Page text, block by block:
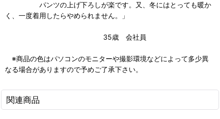
パンツの上げ下ろしが楽です。又、冬にはとっても暖か
く、一度着用したらやめられません。」
35歳 会社員
※商品の色はパソコンのモニターや撮影環境などによって多少異
なる場合がありますので予めご了承下さい。
関連商品